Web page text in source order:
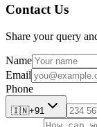
Contact Us
Share your query
Name
Email
Phone
🇮🇳+91